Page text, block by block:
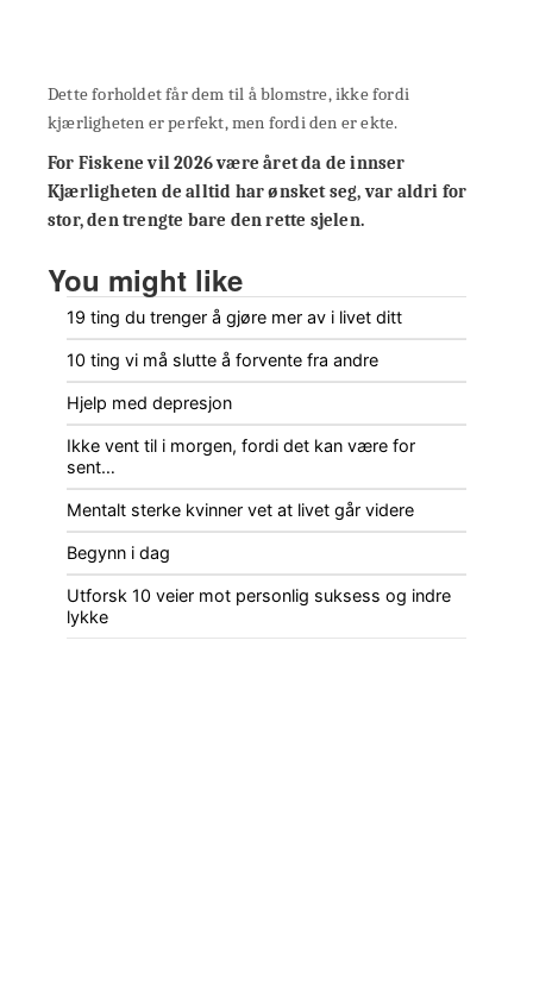
Dette forholdet får dem til å blomstre, ikke fordi
kjærligheten er perfekt, men fordi den er ekte.
For Fiskene vil 2026 være året da de innser
Kjærligheten de alltid har ønsket seg, var aldri for
stor, den trengte bare den rette sjelen.
You might like
19 ting du trenger å gjøre mer av i livet ditt
10 ting vi må slutte å forvente fra andre
Hjelp med depresjon
Ikke vent til i morgen, fordi det kan være for
sent…
Mentalt sterke kvinner vet at livet går videre
Begynn i dag
Utforsk 10 veier mot personlig suksess og indre
lykke